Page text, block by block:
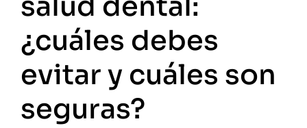
¿cuáles debes
evitar y cuáles son
seguras?